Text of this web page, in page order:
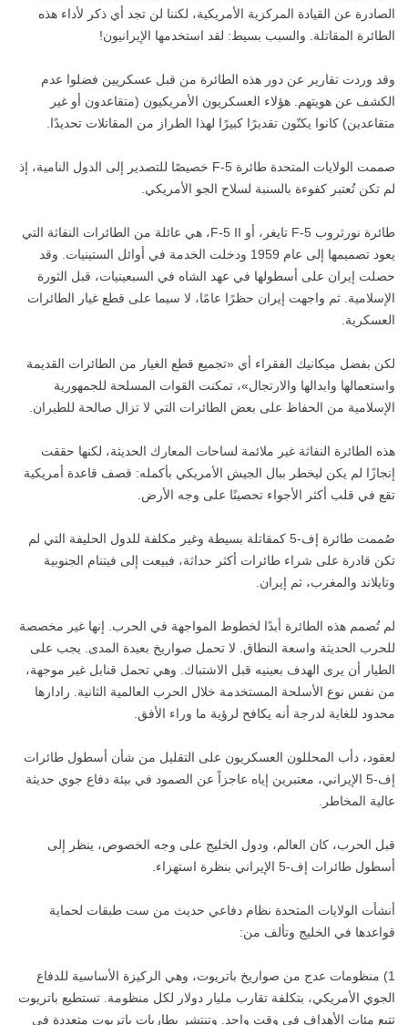
الصادرة عن القيادة المركزية الأمريكية، لكننا لن تجد أي ذكر لأداء هذه
الطائرة المقاتلة. والسبب بسيط: لقد استخدمها الإيرانيون!
وقد وردت تقارير عن دور هذه الطائرة من قبل عسكريين فضلوا عدم
الكشف عن هويتهم. هؤلاء العسكريون الأمريكيون (متقاعدون أو غير
متقاعدين) كانوا يكنّون تقديرًا كبيرًا لهذا الطراز من المقاتلات تحديدًا.
صممت الولايات المتحدة طائرة F-5 خصيصًا للتصدير إلى الدول النامية، إذ
لم تكن تُعتبر كفوءة بالسنبة لسلاح الجو الأمريكي.
طائرة نورثروب F-5 تايغر، أو F-5 II، هي عائلة من الطائرات النفاثة التي
يعود تصميمها إلى عام 1959 ودخلت الخدمة في أوائل الستينيات. وقد
حصلت إيران على أسطولها في عهد الشاه في السبعينيات، قبل الثورة
الإسلامية. ثم واجهت إيران حظرًا عامًا، لا سيما على قطع غيار الطائرات
العسكرية.
لكن بفضل ميكانيك الفقراء أي «تجميع قطع الغيار من الطائرات القديمة
واستعمالها وابدالها والارتجال»، تمكنت القوات المسلحة للجمهورية
الإسلامية من الحفاظ على بعض الطائرات التي لا تزال صالحة للطيران.
هذه الطائرة النفاثة غير ملائمة لساحات المعارك الحديثة، لكنها حققت
إنجازًا لم يكن ليخطر ببال الجيش الأمريكي بأكمله: قصف قاعدة أمريكية
تقع في قلب أكثر الأجواء تحصينًا على وجه الأرض.
صُممت طائرة إف-5 كمقاتلة بسيطة وغير مكلفة للدول الحليفة التي لم
تكن قادرة على شراء طائرات أكثر حداثة، فبيعت إلى فيتنام الجنوبية
وتايلاند والمغرب، ثم إيران.
لم تُصمم هذه الطائرة أبدًا لخطوط المواجهة في الحرب. إنها غير مخصصة
للحرب الحديثة واسعة النطاق. لا تحمل صواريخ بعيدة المدى. يجب على
الطيار أن يرى الهدف بعينيه قبل الاشتباك. وهي تحمل قنابل غير موجهة،
من نفس نوع الأسلحة المستخدمة خلال الحرب العالمية الثانية. رادارها
محدود للغاية لدرجة أنه يكافح لرؤية ما وراء الأفق.
لعقود، دأب المحللون العسكريون على التقليل من شأن أسطول طائرات
إف-5 الإيراني، معتبرين إياه عاجزاً عن الصمود في بيئة دفاع جوي حديثة
عالية المخاطر.
قبل الحرب، كان العالم، ودول الخليج على وجه الخصوص، ينظر إلى
أسطول طائرات إف-5 الإيراني بنظرة استهزاء.
أنشأت الولايات المتحدة نظام دفاعي حديث من ست طبقات لحماية
قواعدها في الخليج وتألف من:
1) منظومات عدج من صواريخ باتريوت، وهي الركيزة الأساسية للدفاع
الجوي الأمريكي، بتكلفة تقارب مليار دولار لكل منظومة. تستطيع باتريوت
تتبع مئات الأهداف في وقت واحد. وتنتشر بطاريات باتريوت متعددة في